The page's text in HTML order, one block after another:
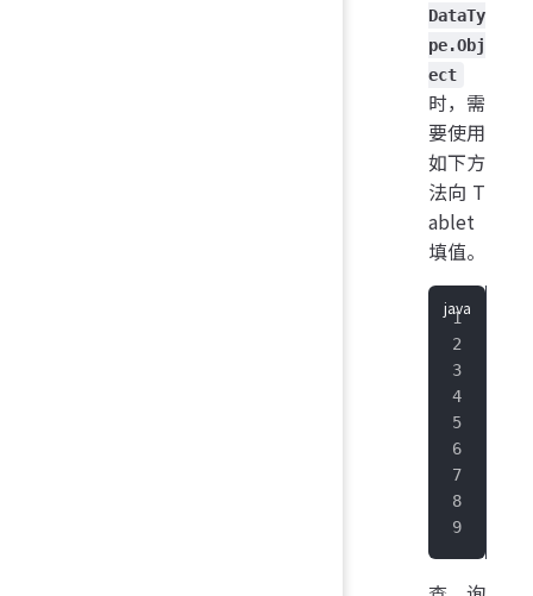
DataTy
pe.Obj
ect
时，需
要使用
如下方
法向 T
ablet
填值。